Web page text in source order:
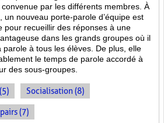
convenue par les différents membres. À
un nouveau porte-parole d’équipe est
pour recueillir des réponses à une
dans les grands groupes où il
à tous les élèves. De plus, elle
le temps de parole accordé à
des sous-groupes.
Socialisation (8)
(7)